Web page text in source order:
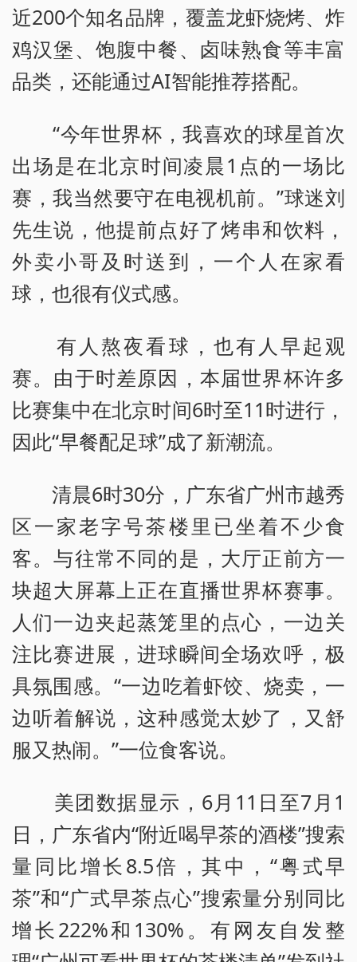
近200个知名品牌，覆盖龙虾烧烤、炸
鸡汉堡、饱腹中餐、卤味熟食等丰富
品类，还能通过AI智能推荐搭配。
“今年世界杯，我喜欢的球星首次
出场是在北京时间凌晨1点的一场比
赛，我当然要守在电视机前。”球迷刘
先生说，他提前点好了烤串和饮料，
外卖小哥及时送到，一个人在家看
球，也很有仪式感。
有人熬夜看球，也有人早起观
赛。由于时差原因，本届世界杯许多
比赛集中在北京时间6时至11时进行，
因此“早餐配足球”成了新潮流。
清晨6时30分，广东省广州市越秀
区一家老字号茶楼里已坐着不少食
客。与往常不同的是，大厅正前方一
块超大屏幕上正在直播世界杯赛事。
人们一边夹起蒸笼里的点心，一边关
注比赛进展，进球瞬间全场欢呼，极
具氛围感。“一边吃着虾饺、烧卖，一
边听着解说，这种感觉太妙了，又舒
服又热闹。”一位食客说。
美团数据显示，6月11日至7月1
日，广东省内“附近喝早茶的酒楼”搜索
量同比增长8.5倍，其中，“粤式早
茶”和“广式早茶点心”搜索量分别同比
增长222%和130%。有网友自发整